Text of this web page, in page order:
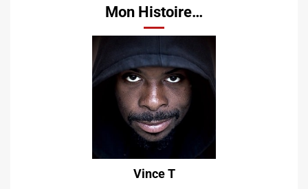
Mon Histoire…
Vince T